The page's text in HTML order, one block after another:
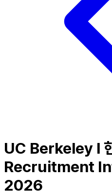
UC Berkeley l
Recruitment
2026